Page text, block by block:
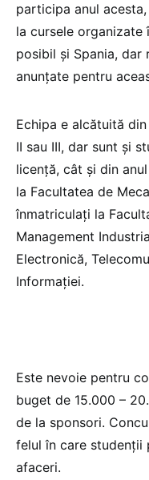
participa anul
la cursele organizate
posibil și Spania, dar
anunțate pentru
Echipa e alcătuită
II sau III, dar sunt şi
licenţă, cât şi din
la Facultatea de
înmatriculați la
Management
Electronică,
Informației.
Este nevoie pentru
buget de 15.000 –
de la sponsori.
felul în care studenții
afaceri.